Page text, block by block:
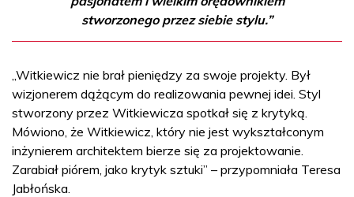
stworzonego przez siebie stylu.”
„Witkiewicz nie brał pieniędzy za swoje projekty. Był
wizjonerem dążącym do realizowania pewnej idei. Styl
stworzony przez Witkiewicza spotkał się z krytyką.
Mówiono, że Witkiewicz, który nie jest wykształconym
inżynierem architektem bierze się za projektowanie.
Zarabiał piórem, jako krytyk sztuki” – przypomniała Teresa
Jabłońska.